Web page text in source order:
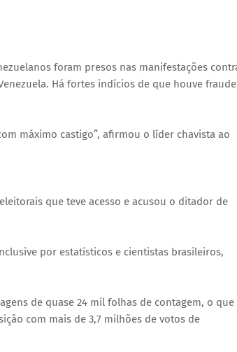
foram presos nas manifestações
Há fortes indícios de que houve fraude
máximo castigo”, afirmou o líder chavista ao
que teve acesso e acusou o ditador de
por estatísticos e cientistas brasileiros,
de quase 24 mil folhas de contagem, o que
com mais de 3,7 milhões de votos de